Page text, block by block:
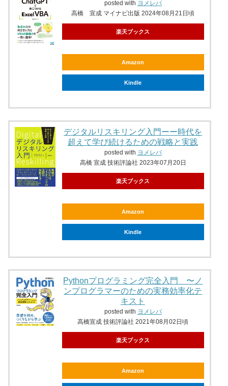
posted with ヨメレバ
高橋 宣成 マイナビ出版 2024年08月21日頃
楽天ブックス
Amazon
Kindle
デジタルリスキリング入門ーー時代を
超えて学び続けるための戦略と実践
posted with ヨメレバ
高橋 宣成 技術評論社 2023年07月20日
楽天ブックス
Amazon
Kindle
Pythonプログラミング完全入門 〜ノ
ンプログラマーのための実務効率化テ
キスト
posted with ヨメレバ
高橋宣成 技術評論社 2021年08月02日頃
楽天ブックス
Amazon